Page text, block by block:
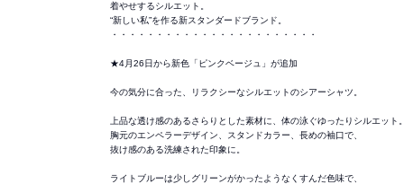
着やせするシルエット。
“新しい私”を作る新スタンダードブランド。
・・・・・・・・・・・・・・・・・・・・・・・
★4月26日から新色「ピンクベージュ」が追加
今の気分に合った、リラクシーなシルエットのシアーシャツ。
上品な透け感のあるさらりとした素材に、体の泳ぐゆったりシルエット。
胸元のエンペラーデザイン、スタンドカラー、長めの袖口で、
抜け感のある洗練された印象に。
ライトブルーは少しグリーンがかったようなくすんだ色味で、